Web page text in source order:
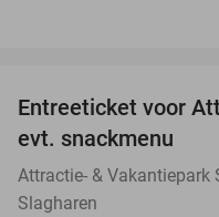
Entreeticket voor
evt. snackmenu
Attractie- & Vakantiepark
Slagharen